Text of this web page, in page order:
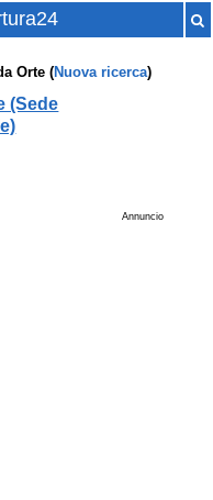
Orte (Nuova ricerca)
(Sede
Annuncio